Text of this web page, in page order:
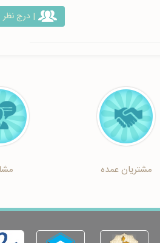
| درج نظر
مشتریان عمده